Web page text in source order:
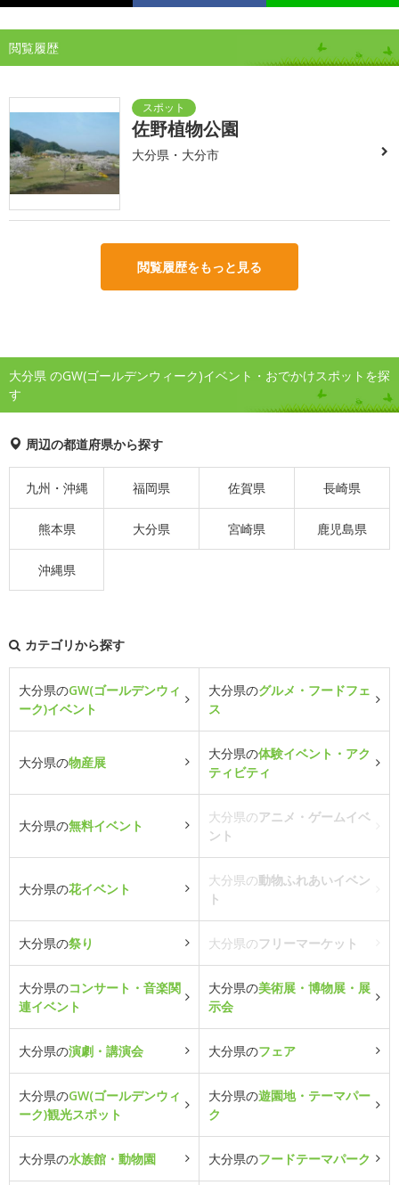
閲覧履歴
佐野植物公園
大分県・大分市
閲覧履歴をもっと見る
大分県 のGW(ゴールデンウィーク)イベント・おでかけスポットを探
す
周辺の都道府県から探す
九州・沖縄 福岡県 佐賀県 長崎県
熊本県 大分県 宮崎県 鹿児島県
沖縄県
カテゴリから探す
大分県のGW(ゴールデンウィ
ーク)イベント
大分県のグルメ・フードフェ
ス
大分県の物産展
大分県の体験イベント・アク
ティビティ
大分県の無料イベント
大分県のアニメ・ゲームイベ
ント
大分県の花イベント
大分県の動物ふれあいイベン
ト
大分県の祭り 大分県のフリーマーケット
大分県のコンサート・音楽関
連イベント
大分県の美術展・博物展・展
示会
大分県の演劇・講演会 大分県のフェア
大分県のGW(ゴールデンウィ
ーク)観光スポット
大分県の遊園地・テーマパー
ク
大分県の水族館・動物園 大分県のフードテーマパーク